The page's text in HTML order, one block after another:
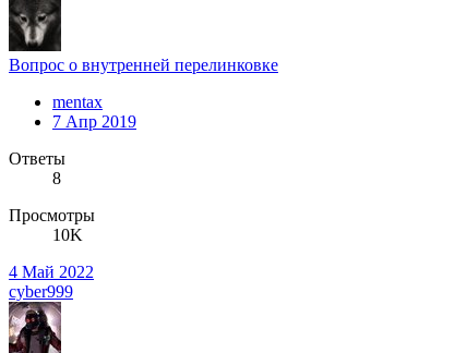
Вопрос о внутренней перелинковке
mentax
7 Апр 2019
Ответы
8
Просмотры
10K
4 Май 2022
cyber999